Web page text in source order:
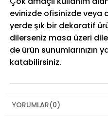
evinizde ofisinizde veya
yerde şık bir dekoratif
dilerseniz masa üzeri
de ürün sunumlarınızın
katabilirsiniz.
YORUMLAR(0)